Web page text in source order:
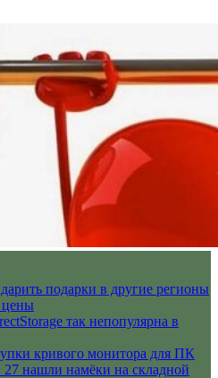
подарки в другие регионы
цены
так непопулярна в
кривого монитора для ПК
27 нашли намёки на складной